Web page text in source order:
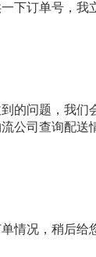
下订单号，我
的问题，我
公司查询配送
情况，稍后给